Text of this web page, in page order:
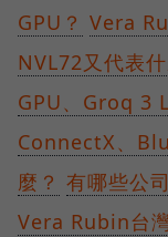
GPU？ Vera
NVL72又代表什
GPU、Groq 3
ConnectX、
麼？ 有哪些公
Vera Rubin台